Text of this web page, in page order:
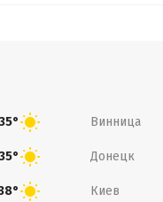
Винница
Донецк
Киев